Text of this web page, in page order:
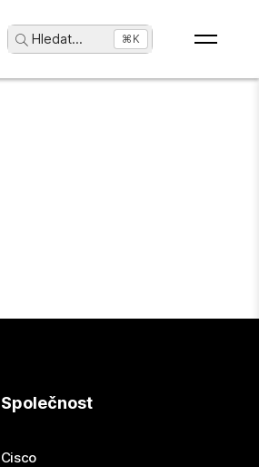
Hledat... ⌘K
Společnost
Cisco